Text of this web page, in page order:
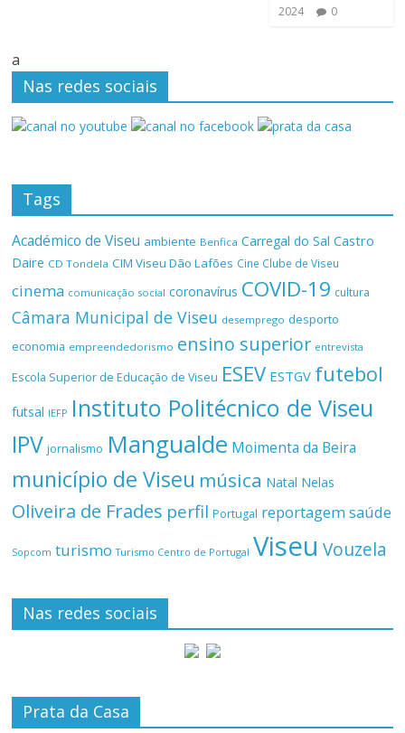
2024 0
a
Nas redes sociais
Tags
Académico de Viseu ambiente Benfica Carregal do Sal Castro
Daire CD Tondela CIM Viseu Dão Lafões Cine Clube de Viseu
cinema comunicação social coronavírus COVID-19 cultura
Câmara Municipal de Viseu desemprego desporto
economia empreendedorismo ensino superior entrevista
Escola Superior de Educação de Viseu ESEV ESTGV futebol
futsal IEFP Instituto Politécnico de Viseu
IPV jornalismo Mangualde Moimenta da Beira
município de Viseu música Natal Nelas
Oliveira de Frades perfil Portugal reportagemsaúde
Sopcom turismo Turismo Centro de Portugal Viseu Vouzela
Nas redes sociais
Prata da Casa